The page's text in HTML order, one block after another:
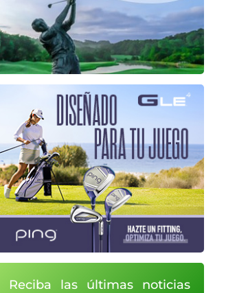
Reciba las últimas noticias